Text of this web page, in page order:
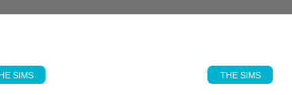
SIMS THE SIMS